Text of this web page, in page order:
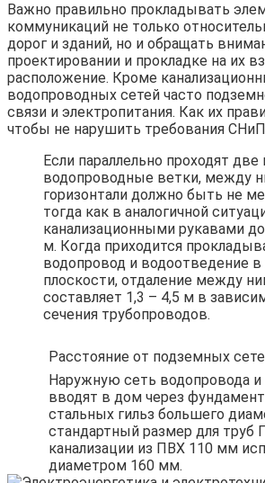
Важно правильно прокладывать
коммуникаций не только
дорог и зданий, но и обращать
проектировании и прокладке на их
расположение. Кроме
водопроводных сетей часто
связи и электропитания. Как их
чтобы не нарушить требования
Если параллельно проходят две
водопроводные ветки, между
горизонтали должно быть не
тогда как в аналогичной
канализационными рукавами
м. Когда приходится
водопровод и водоотведение в
плоскости, отдаление между
составляет 1,3 – 4,5 м в
сечения трубопроводов.
Расстояние от подземных
Наружную сеть водопровода и
вводят в дом через
стальных гильз большего
стандартный размер для
канализации из ПВХ 110 мм
диаметром 160 мм.